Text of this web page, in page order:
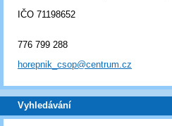
IČO 71198652
776 799 288
horepnik_csop@centrum.cz
Vyhledávání